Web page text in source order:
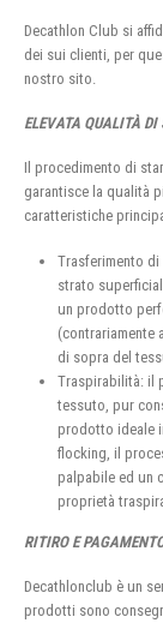
Decathlon Club si
dei sui clienti, per
nostro sito.
ELEVATA QUALITÀ
Il procedimento di
garantisce la qualità
caratteristiche
Trasferimento di
strato
un prodotto
(contrariamente
di sopra del
Traspirabilità: il
tessuto, pur
prodotto ideale
flocking, il
palpabile ed un
proprietà
RITIRO E
Decathlonclub è un
prodotti sono